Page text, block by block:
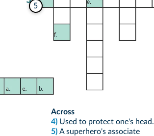
5
Across
4) Used to protect one's head.
5) A superhero's associate